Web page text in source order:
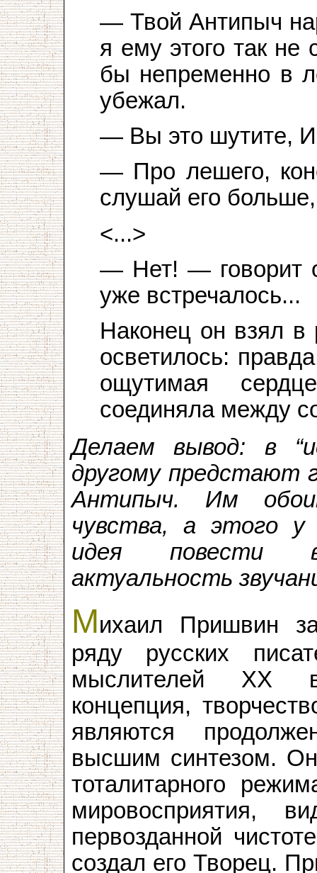
— Твой Антипыч
я ему этого так
бы непременно в
убежал.
— Вы это шутите,
— Про лешего,
слушай его
<...>
— Нет! — говорит
уже встречалось...
Наконец он взял в
осветилось:
ощутимая
соединяла между
Делаем вывод: в
другому предстают
Антипыч. Им
чувства, а этого
идея повести
актуальность
Михаил Пришвин
ряду русских
мыслителей XX
концепция,
являются
высшим синтезом.
тоталитарного
мировосприятия,
первозданной
создал его Творец.